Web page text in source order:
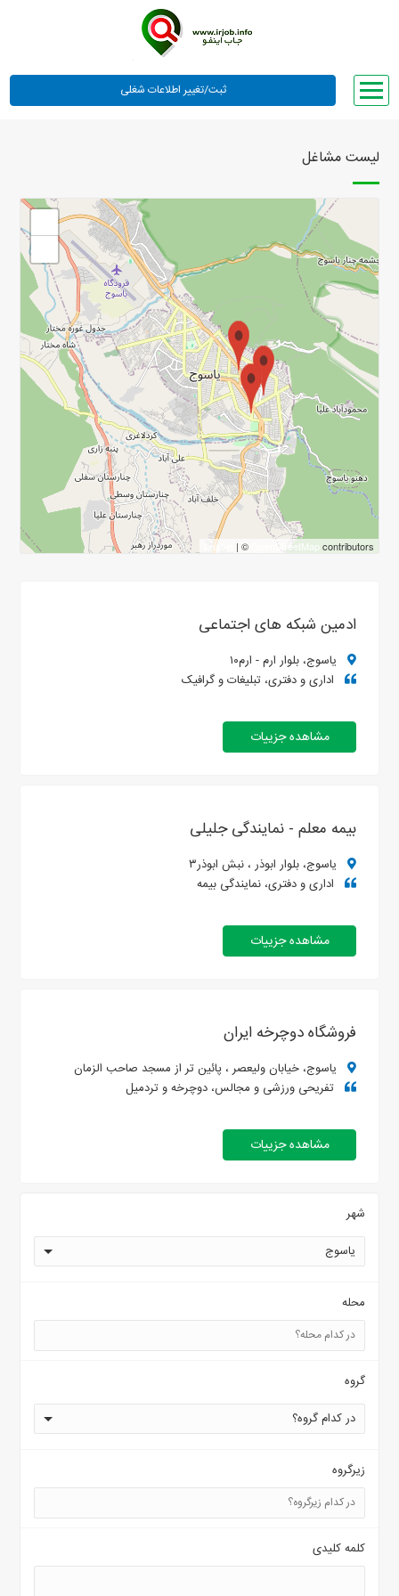
لیست مشاغل
معرفی ما
تعرفه ها
راهنما
ورود یا عضویت
لیست مشاغل
Leaflet | © OpenStreetMap contributors
ادمین شبکه های اجتماعی
یاسوج، بلوار ارم - ارم۱۰
اداری و دفتری، تبلیغات و گرافیک
مشاهده جزییات
بیمه معلم - نمایندگی جلیلی
یاسوج، بلوار ابوذر ، نبش ابوذر۳
اداری و دفتری، نمایندگی بیمه
مشاهده جزییات
فروشگاه دوچرخه ایران
یاسوج، خیابان ولیعصر ، پائین تر از مسجد صاحب الزمان
تفریحی ورزشی و مجالس، دوچرخه و تردمیل
مشاهده جزییات
شهر
یاسوج
محله
گروه
در کدام گروه؟
زیرگروه
کلمه کلیدی